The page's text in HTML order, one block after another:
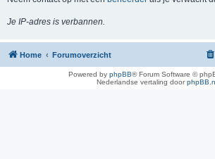
Je IP-adres is verbannen.
Home Forumoverzicht
Powered by phpBB® Forum Software ©
Nederlandse vertaling door